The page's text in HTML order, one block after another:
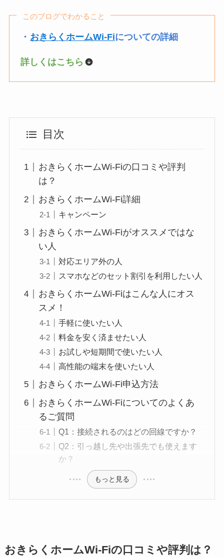
このブログでわかること
・ おきらくホームWi-Fiについての詳細
詳しくはこちら
目次
おきらくホームWi-Fiの口コミや評判
は？
おきらくホームWi-Fi詳細
キャンペーン
おきらくホームWi-Fiがオススメではな
い人
対応エリア外の人
スマホなどのセット割引を利用したい人
おきらくホームWi-Fiはこんな人にオス
スメ！
手軽に使いたい人
料金を安く済ませたい人
お試しや短期間で使いたい人
高性能の端末を使いたい人
おきらくホームWi-Fi申込方法
おきらくホームWi-Fiについてのよくあ
るご質問
Q1：接続されるのはどの回線ですか？
Q2：引っ越し先や出張先でも使えます
か？
もっと見る
おきらくホームWi-Fiの口コミや評判は？